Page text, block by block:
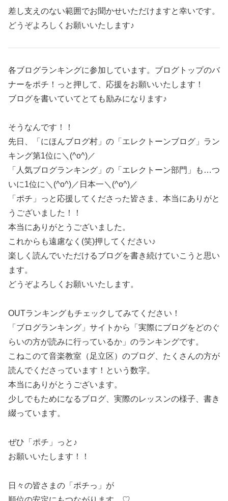
差し支えのない範囲でお聞かせいただけますと幸いです。
どうぞよろしくお願いいたします♪
各ブログランキングに参加しています。ブログトップのバ
ナーをポチ！っと押して、応援をお願いいたします！
ブログを書いていてとても励みになります♪
そうなんです！！
先日、「にほんブログ村」の「エレクトーンブログ」ラン
キング第1位に＼(^o^)／
「人気ブログランキング」の「エレクトーン部門」も…つ
いに1位に＼(^o^)／日本一＼(^o^)／
「ポチ」っと応援してくださった皆さま、本当にありがと
うございました！！
本当にありがとうございました。
これからも遠慮なく(笑)押してください♪
楽しく読んでいただけるブログを書き続けていこうと思い
ます。
どうぞよろしくお願いいたします。
OUTランキングもチェックしてみてください！
「ブログランキング」サイトから「実際にブログをどのぐ
らいの方が読みに行っているか」のランキングです。
こねこのて音楽教室（足立区）のブログ、たくさんの方が
読んでくださっています！という数字。
本当にありがとうございます。
少しでもためになるブログ、実際のレッスンの様子、書き
綴っています。
ぜひ「ポチ」っと♪
お願いいたします！！
日々の皆さまの「ポチっ」が